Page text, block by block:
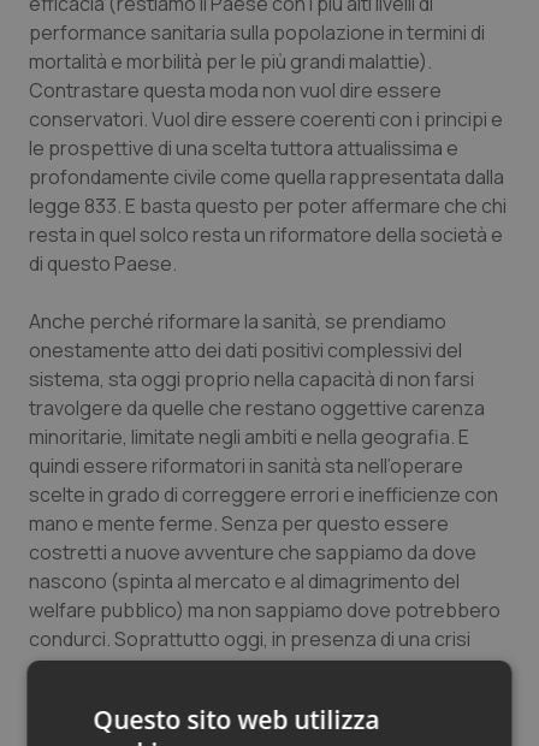
Quotidiano Oncologia
Quotidiano Pediatria
Rene & patologie urogenitali
Salute orale & impianti
Tiroide
Tumore al seno
Tumore ovarico
Tumori del Polmone & Testa Collo
Tumori gastrointestinali
Vaccini
performance sanitaria sulla popolazione in termini di
mortalità e morbilità per le più grandi malattie).
Contrastare questa moda non vuol dire essere
conservatori. Vuol dire essere coerenti con i principi e
le prospettive di una scelta tuttora attualissima e
profondamente civile come quella rappresentata dalla
legge 833. E basta questo per poter affermare che chi
resta in quel solco resta un riformatore della società e
di questo Paese.
Anche perché riformare la sanità, se prendiamo
onestamente atto dei dati positivi complessivi del
sistema, sta oggi proprio nella capacità di non farsi
travolgere da quelle che restano oggettive carenza
minoritarie, limitate negli ambiti e nella geografia. E
quindi essere riformatori in sanità sta nell’operare
scelte in grado di correggere errori e inefficienze con
mano e mente ferme. Senza per questo essere
costretti a nuove avventure che sappiamo da dove
nascono (spinta al mercato e al dimagrimento del
welfare pubblico) ma non sappiamo dove potrebbero
condurci. Soprattutto oggi, in presenza di una crisi
economica strutturale dell’occidente.
In questo quadro la conferma di un welfare pubblico
Questo sito web utilizza